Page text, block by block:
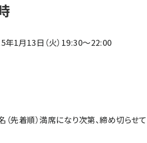
年1月13日（火）19:30～22:00
先着順）満席になり次第、締め切らせて